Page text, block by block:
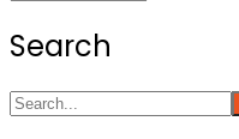
Search